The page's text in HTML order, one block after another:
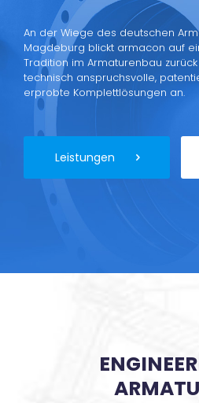
An der Wiege des deutschen
Magdeburg blickt armacon auf
Tradition im Armaturenbau
technisch anspruchsvolle,
erprobte Komplettlösungen an.
Leistungen